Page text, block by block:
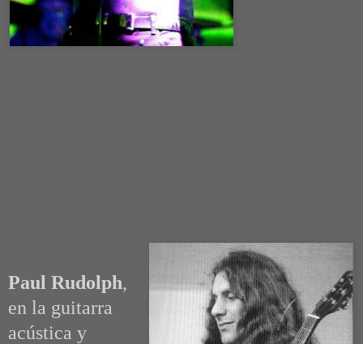
Paul Rudolph,
en la guitarra
acústica y